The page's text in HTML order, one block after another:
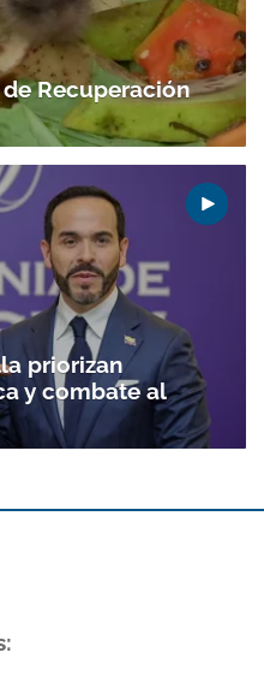
Recuperación
priorizan
y combate al